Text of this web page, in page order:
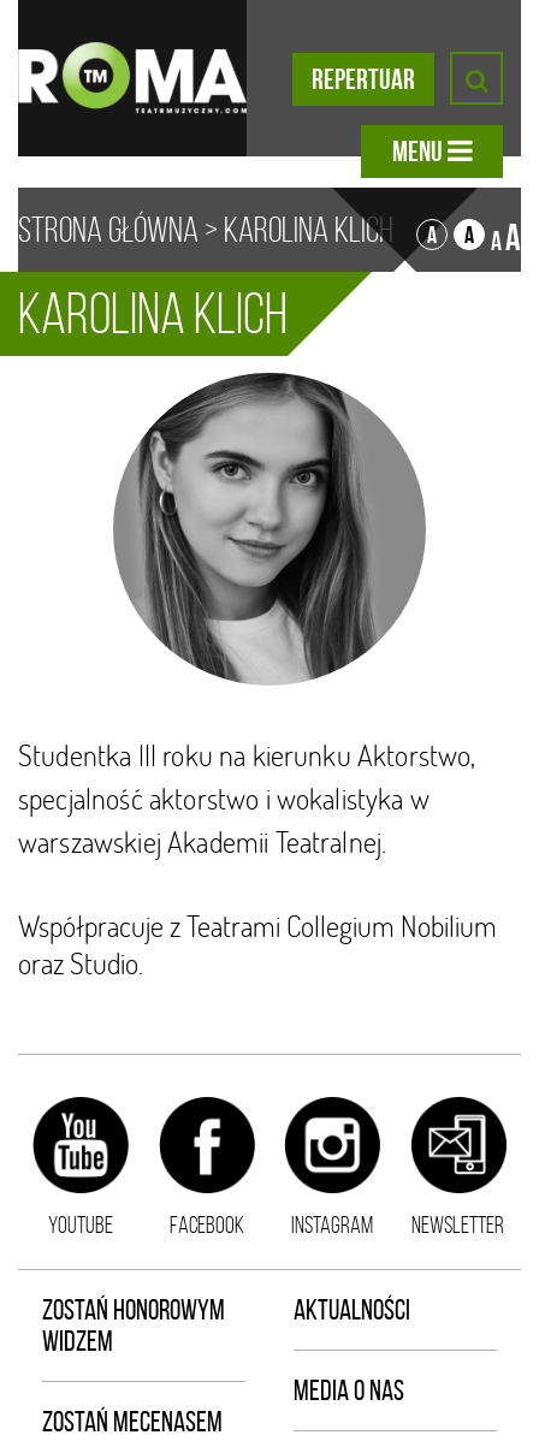
REPERTUAR
MENU
Strona główna > Karolina Klich A A AA
Karolina Klich
Studentka III roku na kierunku Aktorstwo,
specjalność aktorstwo i wokalistyka w
warszawskiej Akademii Teatralnej.
Współpracuje z Teatrami Collegium Nobilium
oraz Studio.
YOUTUBE FACEBOOK INSTAGRAM NEWSLETTER
ZOSTAŃ HONOROWYM
WIDZEM
ZOSTAŃ MECENASEM
AKTUALNOŚCI
MEDIA O NAS